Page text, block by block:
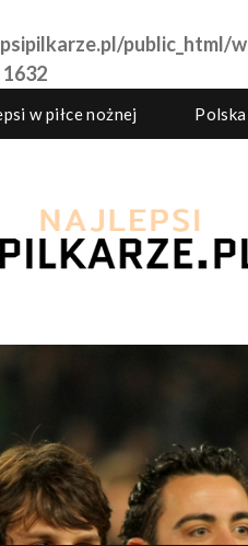
public_html/
1632
w piłce nożnej